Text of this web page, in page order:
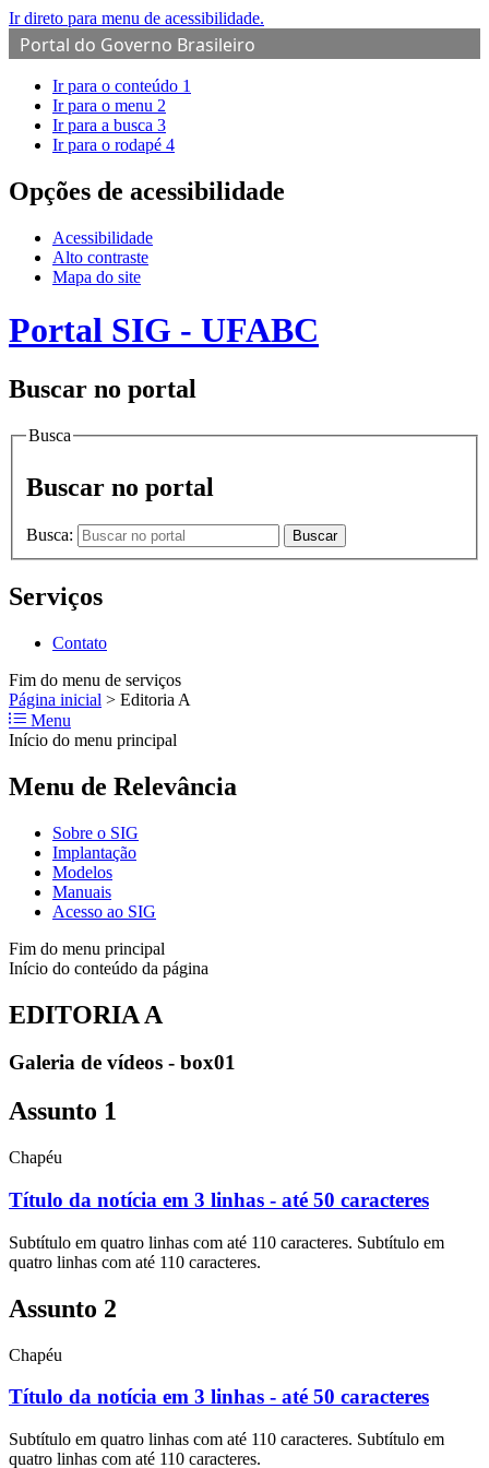
Ir direto para menu de acessibilidade.
Portal do Governo Brasileiro
Ir para o conteúdo 1
Ir para o menu 2
Ir para a busca 3
Ir para o rodapé 4
Opções de acessibilidade
Acessibilidade
Alto contraste
Mapa do site
Portal SIG - UFABC
Buscar no portal
Busca
Buscar no portal
Busca: Buscar
Serviços
Contato
Fim do menu de serviços
Página inicial > Editoria A
Menu
Início do menu principal
Menu de Relevância
Sobre o SIG
Implantação
Modelos
Manuais
Acesso ao SIG
Fim do menu principal
Início do conteúdo da página
EDITORIA A
Galeria de vídeos - box01
Assunto 1
Chapéu
Título da notícia em 3 linhas - até 50 caracteres
Subtítulo em quatro linhas com até 110 caracteres. Subtítulo em
quatro linhas com até 110 caracteres.
Assunto 2
Chapéu
Título da notícia em 3 linhas - até 50 caracteres
Subtítulo em quatro linhas com até 110 caracteres. Subtítulo em
quatro linhas com até 110 caracteres.